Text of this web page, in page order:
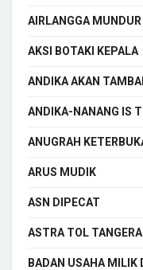
AIRLANGGA
AKSI BOTAKI KEPALA
ANDIKA AKAN
ANDIKA-NANANG IS
ANUGRAH
ARUS MUDIK
ASN DIPECAT
ASTRA TOL
BADAN USAHA MILIK